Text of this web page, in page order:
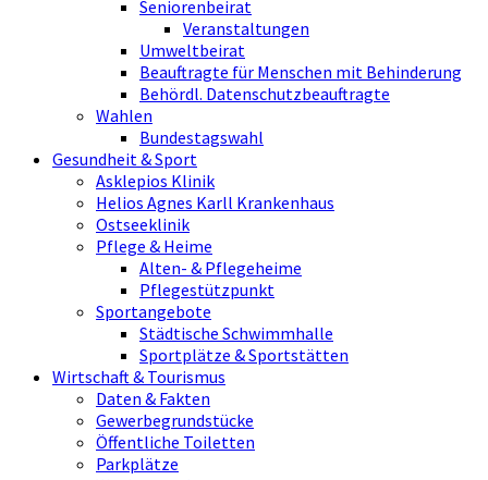
Seniorenbeirat
Veranstaltungen
Umweltbeirat
Beauftragte für Menschen mit Behinderung
Behördl. Datenschutzbeauftragte
Wahlen
Bundestagswahl
Gesundheit & Sport
Asklepios Klinik
Helios Agnes Karll Krankenhaus
Ostseeklinik
Pflege & Heime
Alten- & Pflegeheime
Pflegestützpunkt
Sportangebote
Städtische Schwimmhalle
Sportplätze & Sportstätten
Wirtschaft & Tourismus
Daten & Fakten
Gewerbegrundstücke
Öffentliche Toiletten
Parkplätze